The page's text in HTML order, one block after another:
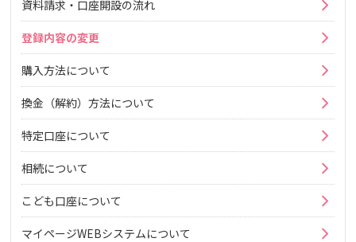
資料請求・口座開設の流れ
登録内容の変更
購入方法について
換金（解約）方法について
特定口座について
相続について
こども口座について
マイページWEBシステムについて